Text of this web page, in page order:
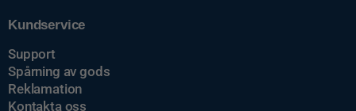
Kundservice
Support
Spårning av gods
Reklamation
Kontakta oss